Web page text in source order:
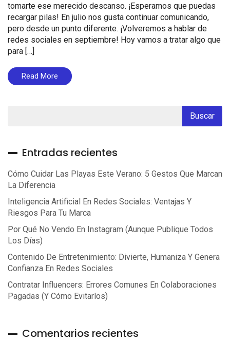
tomarte ese merecido descanso. ¡Esperamos que puedas
recargar pilas! En julio nos gusta continuar comunicando,
pero desde un punto diferente. ¡Volveremos a hablar de
redes sociales en septiembre! Hoy vamos a tratar algo que
para […]
Read More
Entradas recientes
Cómo Cuidar Las Playas Este Verano: 5 Gestos Que Marcan
La Diferencia
Inteligencia Artificial En Redes Sociales: Ventajas Y
Riesgos Para Tu Marca
Por Qué No Vendo En Instagram (aunque Publique Todos
Los Días)
Contenido De Entretenimiento: Divierte, Humaniza Y Genera
Confianza En Redes Sociales
Contratar Influencers: Errores Comunes En Colaboraciones
Pagadas (y Cómo Evitarlos)
Comentarios recientes